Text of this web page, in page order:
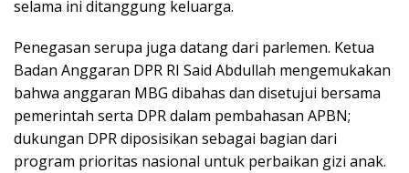
selama ini ditanggung keluarga.
Penegasan serupa juga datang dari parlemen. Ketua
Badan Anggaran DPR RI Said Abdullah mengemukakan
bahwa anggaran MBG dibahas dan disetujui bersama
pemerintah serta DPR dalam pembahasan APBN;
dukungan DPR diposisikan sebagai bagian dari
program prioritas nasional untuk perbaikan gizi anak.